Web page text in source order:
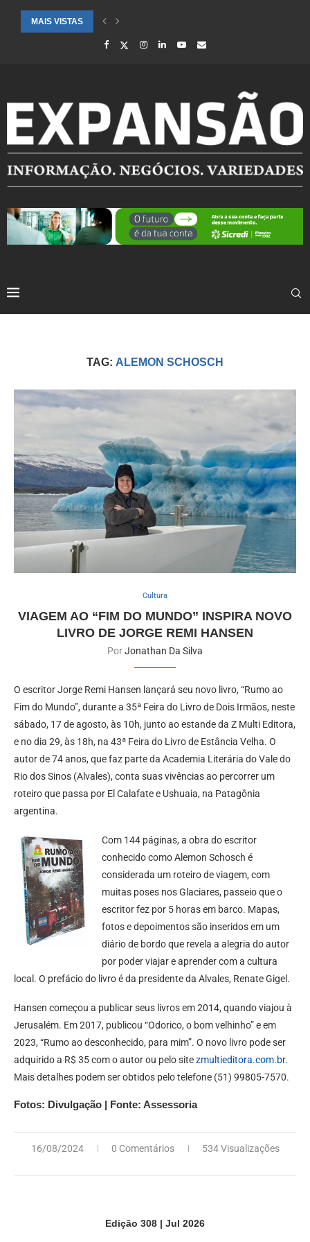
MAIS VISTAS
DEFESA CIVIL REFORÇA MONITORAMENTO POR PREVISÃO DE
TAG: ALEMON SCHOSCH
Cultura
VIAGEM AO “FIM DO MUNDO” INSPIRA NOVO
LIVRO DE JORGE REMI HANSEN
PorJonathan Da Silva
O escritor Jorge Remi Hansen lançará seu novo livro, “Rumo ao
Fim do Mundo”, durante a 35ª Feira do Livro de Dois Irmãos, neste
sábado, 17 de agosto, às 10h, junto ao estande da Z Multi Editora,
e no dia 29, às 18h, na 43ª Feira do Livro de Estância Velha. O
autor de 74 anos, que faz parte da Academia Literária do Vale do
Rio dos Sinos (Alvales), conta suas vivências ao percorrer um
roteiro que passa por El Calafate e Ushuaia, na Patagônia
argentina.
Com 144 páginas, a obra do escritor
conhecido como Alemon Schosch é
considerada um roteiro de viagem, com
muitas poses nos Glaciares, passeio que o
escritor fez por 5 horas em barco. Mapas,
fotos e depoimentos são inseridos em um
diário de bordo que revela a alegria do autor
por poder viajar e aprender com a cultura
local. O prefácio do livro é da presidente da Alvales, Renate Gigel.
Hansen começou a publicar seus livros em 2014, quando viajou à
Jerusalém. Em 2017, publicou “Odorico, o bom velhinho” e em
2023, “Rumo ao desconhecido, para mim”. O novo livro pode ser
adquirido a R$ 35 com o autor ou pelo sitezmultieditora.com.br.
Mais detalhes podem ser obtidos pelo telefone (51) 99805-7570.
Fotos: Divulgação | Fonte: Assessoria
16/08/2024 0 Comentários 534 Visualizações
Edição 308 | Jul 2026